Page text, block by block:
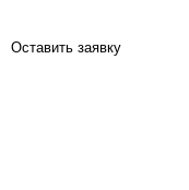
Оставить заявку